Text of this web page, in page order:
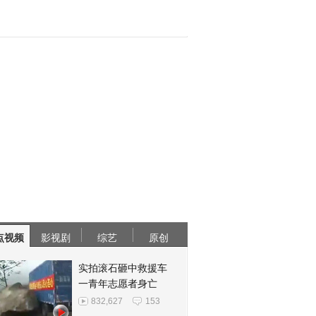
视频 影视剧 综艺 原创
实拍滚石砸中救援车
一青年志愿者身亡
832,627 153